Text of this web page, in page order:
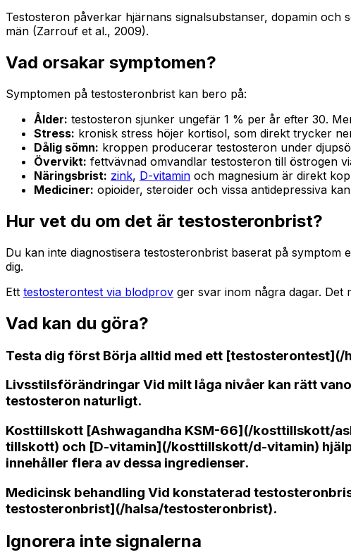
Testosteron påverkar hjärnans signalsubstanser, dopamin
män (Zarrouf et al., 2009).
Vad orsakar symptomen?
Symptomen på testosteronbrist kan bero på:
Ålder: testosteron sjunker ungefär 1 % per år efter 30.
Stress: kronisk stress höjer kortisol, som direkt trycker
Dålig sömn: kroppen producerar testosteron under
Övervikt: fettvävnad omvandlar testosteron till östrogen
Näringsbrist: zink, D-vitamin och magnesium är direkt
Mediciner: opioider, steroider och vissa antidepressiva
Hur vet du om det är testosteronbrist?
Du kan inte diagnostisera testosteronbrist baserat på
dig.
Ett testosterontest via blodprov ger svar inom några dagar.
Vad kan du göra?
Testa dig först Börja alltid med ett
Livsstilsförändringar Vid milt låga nivåer kan rätt
testosteron naturligt.
Kosttillskott [Ashwagandha KSM-66](/kosttillskott/
tillskott) och [D-vitamin](/kosttillskott/d-vitamin)
innehåller flera av dessa ingredienser.
Medicinsk behandling Vid konstaterad
testosteronbrist](/halsa/testosteronbrist).
Ignorera inte signalerna